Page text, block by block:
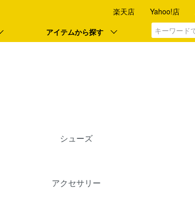
アイテムから探す
楽天店 Yahoo!店
シューズ
アクセサリー